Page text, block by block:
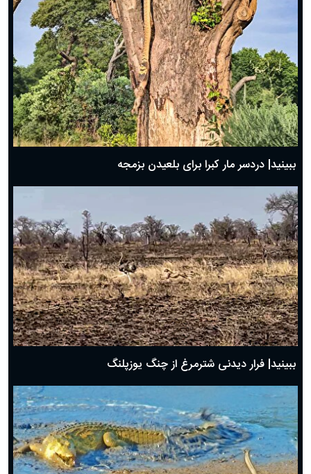
ببینید| دردسر مار کبرا برای بلعیدن بزمجه
ببینید| فرار دیدنی شترمرغ از چنگ یوزپلنگ